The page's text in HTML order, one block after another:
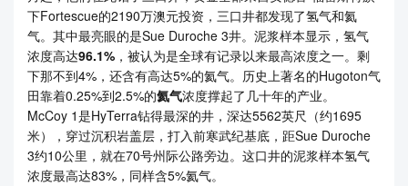
下Fortescue的2190万澳元投资，三口井都发现了氢气和氦
气。其中最亮眼的是Sue Duroche 3井。泥浆样本显示，氢气
浓度高达96.1% ，被认为是全球有记录以来最高浓度之一。剩
下那不到4%，还含有高达5%的氦气。历史上著名的Hugoton气
田靠着0.25%到2.5%的氦气浓度撑起了几十年的产业。
McCoy 1是HyTerra钻得最深的井，深达5562英尺（约1695
米），穿过沉积岩盖层，打入前寒武纪基底，距Sue Duroche
3约10公里，就在70号州际公路旁边。这口井的泥浆样本氢气
浓度最高达83%，同样含5%氦气。